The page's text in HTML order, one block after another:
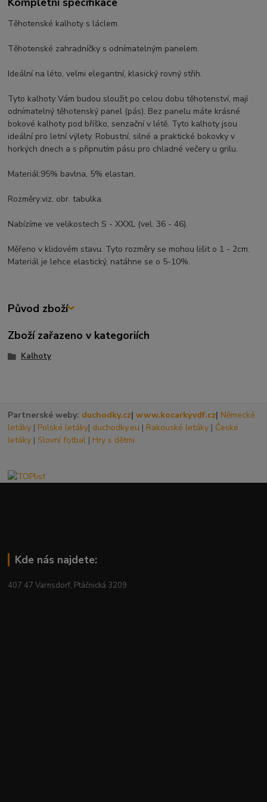
Těhotenské kalhoty s láclem.
Těhotenské zahradníčky s odnímatelným panelem.
Ideální na léto, velmi elegantní, klasický rovný střih.
Tyto kalhoty Vám budou sloužit po celou dobu těhotenství, mají
odnímatelný těhotenský panel (pás). Bez panelu máte krásné
bokové kalhoty pod bříško, senzační v létě. Tyto kalhoty jsou
ideální pro letní výlety. Robustní, silné a praktické bokovky v
horkých dnech a s připnutím pásu pro chladné večery u grilu.
Materiál:95% bavlna, 5% elastan.
Rozměry:viz. obr. tabulka.
Nabízíme ve velikostech S - XXXL (vel. 36 - 46).
Měřeno v klidovém stavu. Tyto rozměry se mohou lišit o 1 - 2cm.
Materiál je lehce elastický, natáhne se o 5-10%.
Původ zboží
Zboží zařazeno v kategoriích
Kalhoty
Partnerské weby: duchodky.cz|www.kocarkyvdf.cz| Německé
letáky | Polské letáky| duchodky.eu | Rakouské letáky | České
letáky | Slovní fotbal | Hry s dětmi
Kde nás najdete:
407 47 Varnsdorf, Ptáčnická 3209